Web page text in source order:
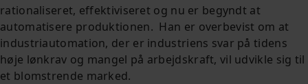
rationaliseret, effektiviseret og nu er begyndt at
automatisere produktionen. Han er overbevist om at
industriautomation, der er industriens svar på tidens
høje lønkrav og mangel på arbejdskraft, vil udvikle sig til
et blomstrende marked.